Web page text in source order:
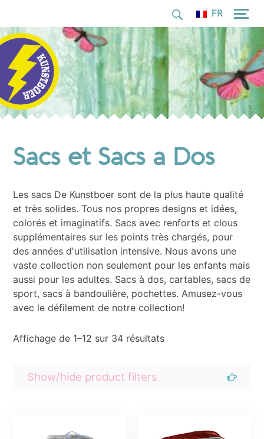
content
FR
Sacs et Sacs a Dos
Les sacs De Kunstboer sont de la plus haute qualité
et très solides. Tous nos propres designs et idées,
colorés et imaginatifs. Sacs avec renforts et clous
supplémentaires sur les points très chargés, pour
des années d'utilisation intensive. Nous avons une
vaste collection non seulement pour les enfants mais
aussi pour les adultes. Sacs à dos, cartables, sacs de
sport, sacs à bandoulière, pochettes. Amusez-vous
avec le défilement de notre collection!
Affichage de 1–12 sur 34 résultats
Show/hide product filters